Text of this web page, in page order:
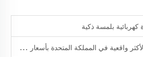
بلمسة ذكية
واقعية في المملكة المتحدة بأسعار الجملة